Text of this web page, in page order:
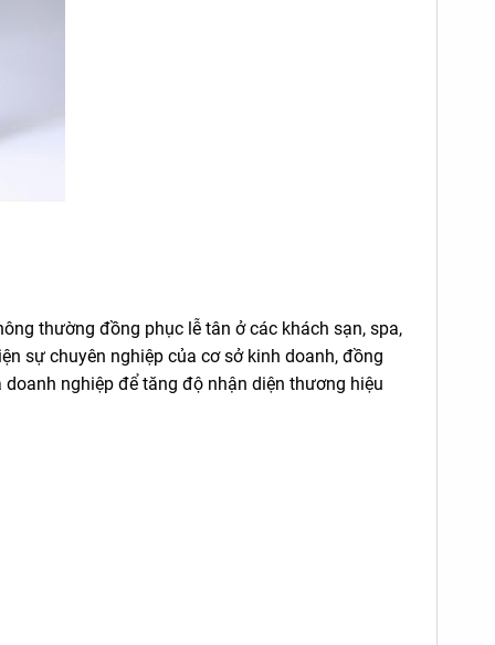
thường đồng phục lễ tân ở các khách sạn, spa,
sự chuyên nghiệp của cơ sở kinh doanh, đồng
nghiệp để tăng độ nhận diện thương hiệu
ÁO BẾP NHẬT PH010